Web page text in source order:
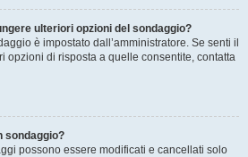
ulteriori opzioni del sondaggio?
è impostato dall’amministratore. Se senti il
opzioni di risposta a quelle consentite, contatta
sondaggio?
possono essere modificati e cancellati solo